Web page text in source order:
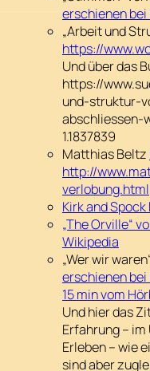
erschienen
„Arbeit und
https://
Und über das
https://
und-struktur-
1.1837839
Matthias Beltz
http://
verlobung.html
Kirk and
„The Orville“
Wikipedia
„Wer wir
erschienen bei
15 min vom
Und hier das
Erfahrung –
Erleben – wie
sind aber